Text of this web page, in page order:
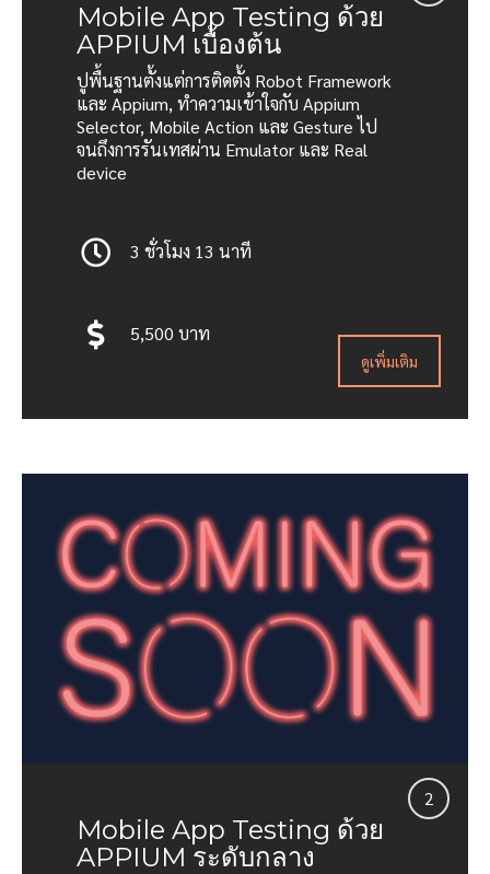
Mobile App Testing ด้วย
APPIUM เบื้องต้น
ปูพื้นฐานตั้งแต่การติดตั้ง Robot Framework
และ Appium, ทำความเข้าใจกับ Appium
Selector, Mobile Action และ Gesture ไป
จนถึงการรันเทสผ่าน Emulator และ Real
device
3 ชั่วโมง 13 นาที
5,500 บาท
ดูเพิ่มเติม
Mobile App Testing ด้วย
APPIUM ระดับกลาง
2